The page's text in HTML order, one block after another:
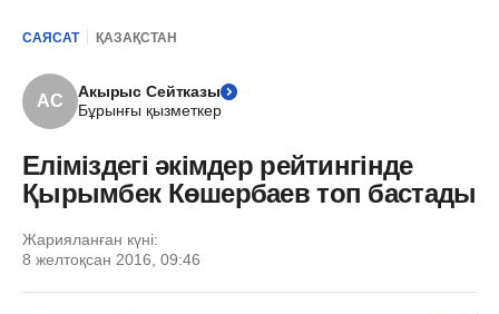
САЯСАТ ҚАЗАҚСТАН
АС
Акырыс Сейтказы
Бұрынғы қызметкер
Еліміздегі әкімдер рейтингінде
Қырымбек Көшербаев топ бастады
Жарияланған күні:
8 желтоқсан 2016, 09:46